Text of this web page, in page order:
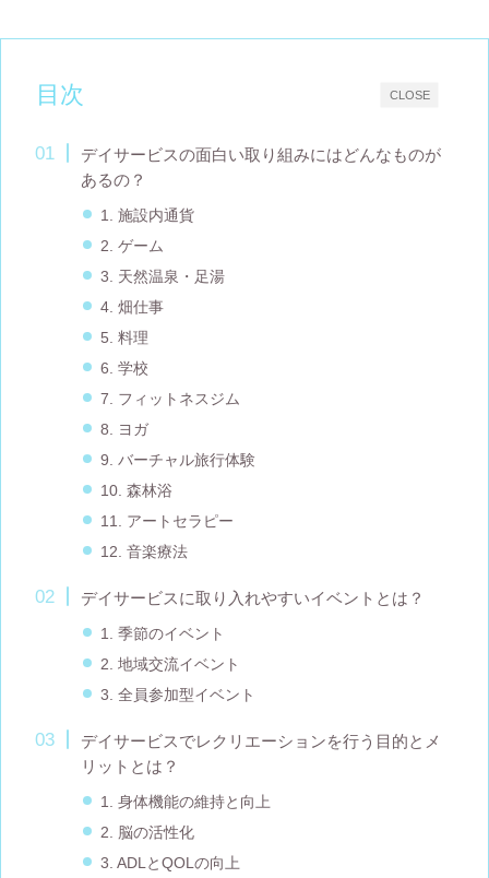
CLOSE
目次
デイサービスの面白い取り組みにはどんなものが
あるの？
1. 施設内通貨
2. ゲーム
3. 天然温泉・足湯
4. 畑仕事
5. 料理
6. 学校
7. フィットネスジム
8. ヨガ
9. バーチャル旅行体験
10. 森林浴
11. アートセラピー
12. 音楽療法
デイサービスに取り入れやすいイベントとは？
1. 季節のイベント
2. 地域交流イベント
3. 全員参加型イベント
デイサービスでレクリエーションを行う目的とメ
リットとは？
1. 身体機能の維持と向上
2. 脳の活性化
3. ADLとQOLの向上